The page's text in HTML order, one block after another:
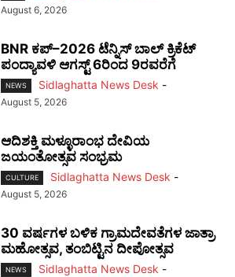
August 6, 2026
BNR ಕಪ್–2026 ಟೆನ್ನಿಸ್ ಬಾಲ್ ಕ್ರಿಕೆಟ್
ಪಂದ್ಯಾವಳಿ ಆಗಸ್ಟ್ 6ರಿಂದ 9ರವರೆಗೆ
NEWS Sidlaghatta News Desk -
August 5, 2026
ಆದಿಶಕ್ತಿ ಮಳ್ಳೂರಾಂಭ ದೇವಿಯ
ಜಯಂತೋತ್ಸವ ಸಂಭ್ರಮ
CULTURE Sidlaghatta News Desk -
August 5, 2026
30 ವರ್ಷಗಳ ಬಳಿಕ ಗ್ರಾಮದೇವತೆಗಳ ಜಾತ್ರಾ
ಮಹೋತ್ಸವ, ತಂಬಿಟ್ಟಿನ ದೀಪೋತ್ಸವ
NEWS Sidlaghatta News Desk -